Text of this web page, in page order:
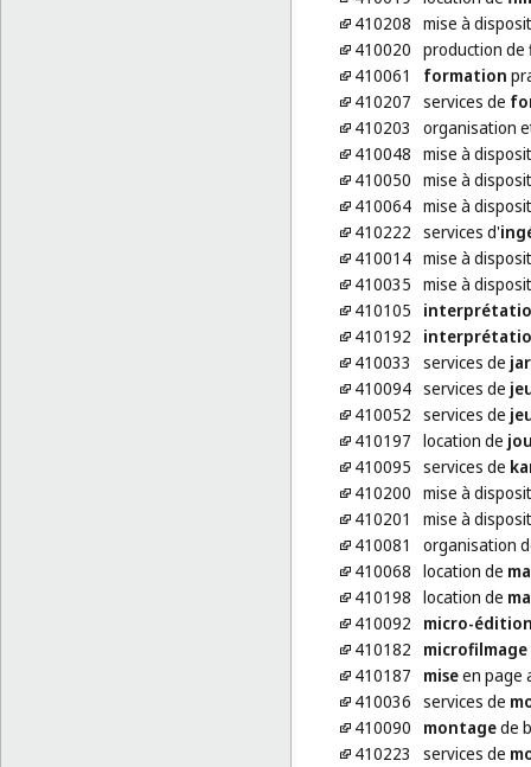
410208 mise à
410020 production de
410061
formation
410207 services de
410203
organisation
410048 mise à
410050 mise à
410064 mise à
410222 services d'
410014 mise à
410035 mise à
410105
410192
410033
services de
410094 services de
410052 services de
410197 location de
410095 services de
410200 mise à
410201
mise à
410081
organisation
410068 location de
410198 location de
410092
micro-
410182
microfilmage
410187
miseen page
410036 services de
410090
montagede
410223
services de